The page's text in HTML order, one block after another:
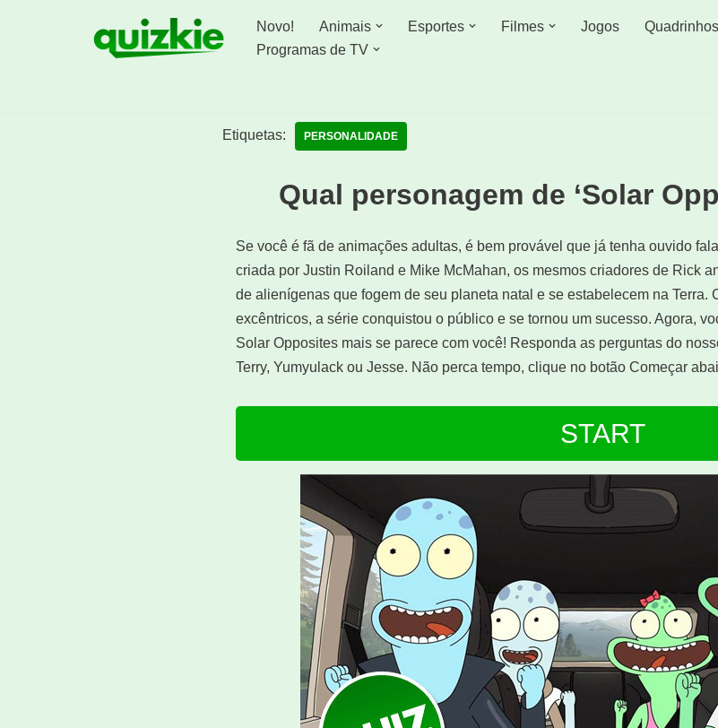
Novo! Animais Esportes Filmes Jogos
Quadrinhos
Programas de TV
Etiquetas: PERSONALIDADE
Qual personagem de ‘Solar
Se você é fã de animações adultas, é bem provável que já tenha ouvido
criada por Justin Roiland e Mike McMahan, os mesmos criadores de Rick
de alienígenas que fogem de seu planeta natal e se estabelecem na Terra.
excêntricos, a série conquistou o público e se tornou um sucesso. Agora,
Solar Opposites mais se parece com você! Responda as perguntas do
Terry, Yumyulack ou Jesse. Não perca tempo, clique no botão Começar
START